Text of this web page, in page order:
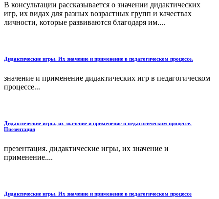
В консультации рассказывается о значении дидактических
игр, их видах для разных возрастных групп и качествах
личности, которые развиваются благодаря им....
Дидактические игры. Их значение и применение в педагогическом процессе.
значение и применение дидактических игр в педагогическом
процессе...
Дидактические игры, их значение и применение в педагогическом процессе.
Презентация
презентация. дидактические игры, их значение и
применение....
Дидактические игры. Их значение и применение в педагогическом процессе